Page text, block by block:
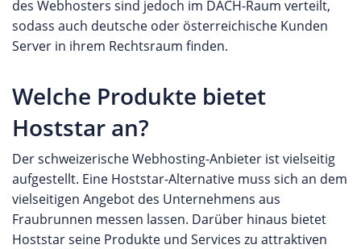
stehen. Die kSuite beinhaltet eine Reihe von
Anwendungen und Diensten, darunter ein
sicheres E-Mail-System, das Datenschutz und
Unternehmen bietet. Ein Tool zur Planung und
Koordination von Terminen und Veranstaltungen,
das eine einfache Integration mit anderen
Diensten der Suite ermöglicht. Ein zentrales
Verzeichnis für die Verwaltung von
Kontaktinformationen, das mit anderen
Anwendungen der kSuite synchronisiert werden
kann. Ein sicherer Cloud-Speicherdienst für das
Pakete stabil, was langfristige Planungssicherheit
garantiert. Dank modernster NVMe-SSD-
Technologie und LiteSpeed-Webserver profitieren
Websites und Online-Shops. Die
benutzerfreundliche Verwaltung über cPanel
sowie der umfassende 24/7-Support sorgen dafür,
effizient betreiben können. Zudem bietet ORC
Webhosting kostenlose Website-Migrationen,
einen Website Baukasten, ein integriertes SSL-
Zertifikat und professionellen Schutz durch den
SpamExperts-Filter. All dies macht ORC
des Webhosters sind jedoch im DACH-Raum verteilt,
sodass auch deutsche oder österreichische Kunden
Server in ihrem Rechtsraum finden.
Welche Produkte bietet
Hoststar an?
Der schweizerische Webhosting-Anbieter ist vielseitig
aufgestellt. Eine Hoststar-Alternative muss sich an dem
vielseitigen Angebot des Unternehmens aus
Fraubrunnen messen lassen. Darüber hinaus bietet
Hoststar seine Produkte und Services zu attraktiven